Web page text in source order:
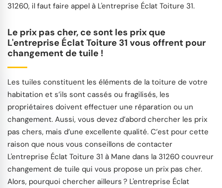
31260, il faut faire appel à L'entreprise Éclat Toiture 31.
Le prix pas cher, ce sont les prix que
L'entreprise Éclat Toiture 31 vous offrent pour
changement de tuile !
Les tuiles constituent les éléments de la toiture de votre
habitation et s’ils sont cassés ou fragilisés, les
propriétaires doivent effectuer une réparation ou un
changement. Aussi, vous devez d’abord chercher les prix
pas chers, mais d’une excellente qualité. C’est pour cette
raison que nous vous conseillons de contacter
L'entreprise Éclat Toiture 31 à Mane dans la 31260 couvreur
changement de tuile qui vous propose un prix pas cher.
Alors, pourquoi chercher ailleurs ? L'entreprise Éclat